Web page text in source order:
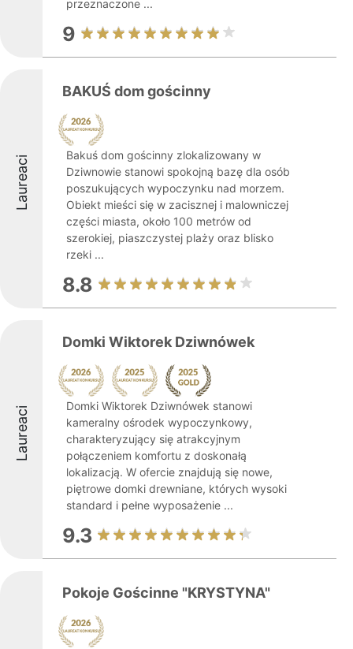
przeznaczone ...
9
Laureaci
BAKUŚ dom gościnny
Bakuś dom gościnny zlokalizowany w
Dziwnowie stanowi spokojną bazę dla osób
poszukujących wypoczynku nad morzem.
Obiekt mieści się w zacisznej i malowniczej
części miasta, około 100 metrów od
szerokiej, piaszczystej plaży oraz blisko
rzeki ...
8.8
Laureaci
Domki Wiktorek Dziwnówek
Domki Wiktorek Dziwnówek stanowi
kameralny ośrodek wypoczynkowy,
charakteryzujący się atrakcyjnym
połączeniem komfortu z doskonałą
lokalizacją. W ofercie znajdują się nowe,
piętrowe domki drewniane, których wysoki
standard i pełne wyposażenie ...
9.3
Pokoje Gościnne "KRYSTYNA"